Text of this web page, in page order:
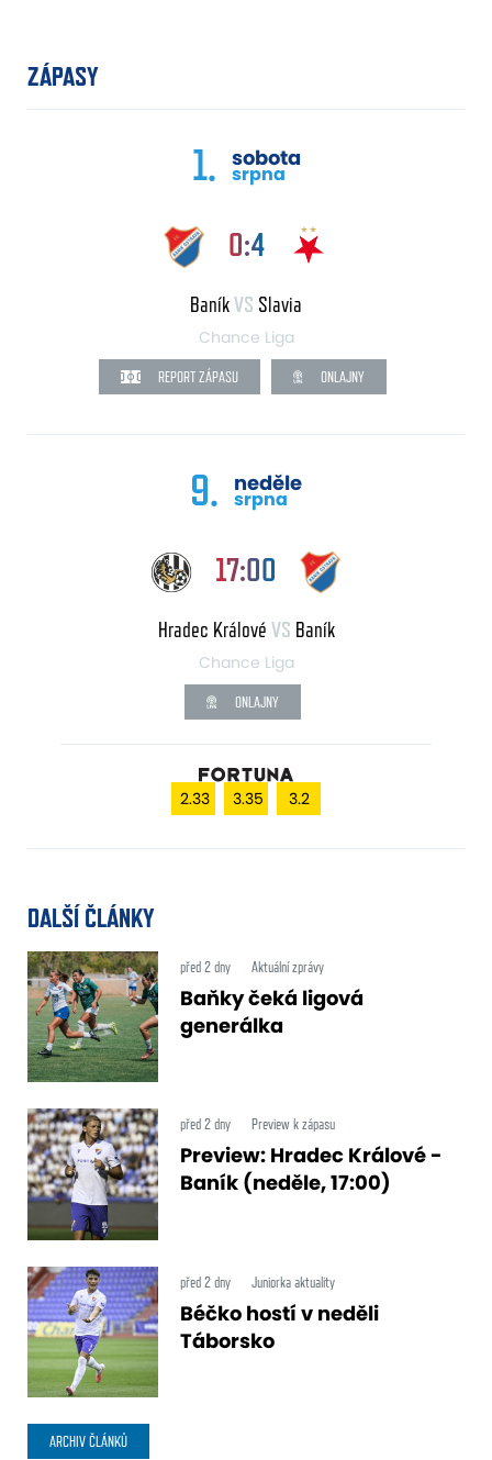
ZÁPASY
1. sobota
srpna
0:4
BaníkVS Slavia
Chance Liga
REPORT ZÁPASU ONLAJNY
9. neděle
srpna
17:00
Hradec Králové VS Baník
Chance Liga
ONLAJNY
2.33 3.35 3.2
DALŠÍ ČLÁNKY
před 2 dny Aktuální zprávy
Baňky čeká ligová
generálka
před 2 dny Preview k zápasu
Preview: Hradec Králové -
Baník (neděle, 17:00)
před 2 dny Juniorka aktuality
Béčko hostí v neděli
Táborsko
ARCHIV ČLÁNKŮ